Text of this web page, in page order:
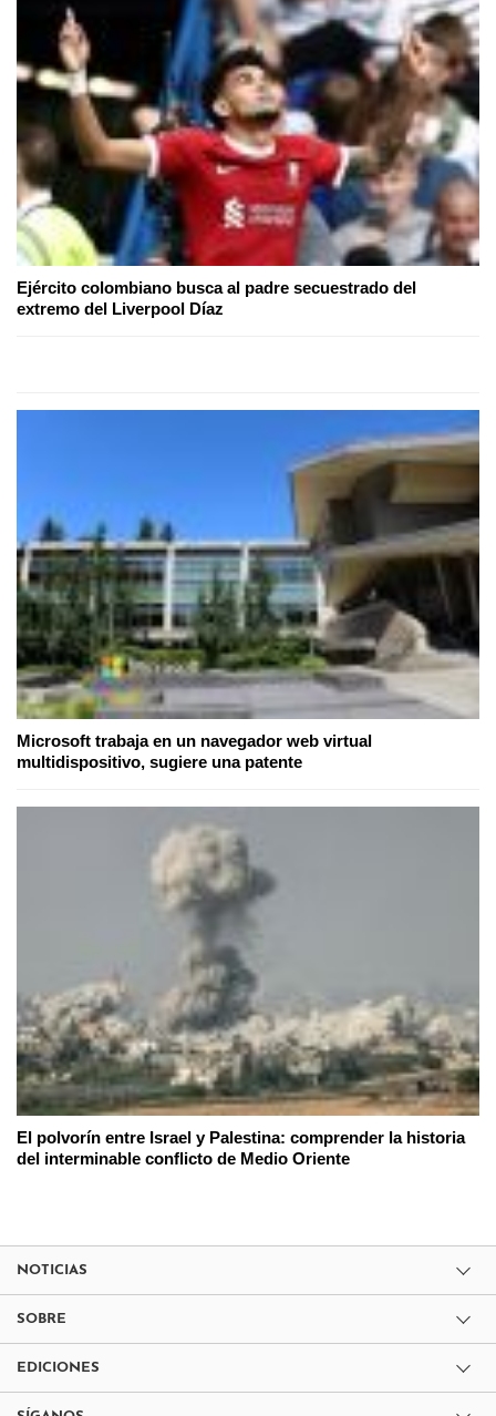
Ejército colombiano busca al padre secuestrado del
extremo del Liverpool Díaz
Microsoft trabaja en un navegador web virtual
multidispositivo, sugiere una patente
El polvorín entre Israel y Palestina: comprender la historia
del interminable conflicto de Medio Oriente
NOTICIAS
SOBRE
EDICIONES